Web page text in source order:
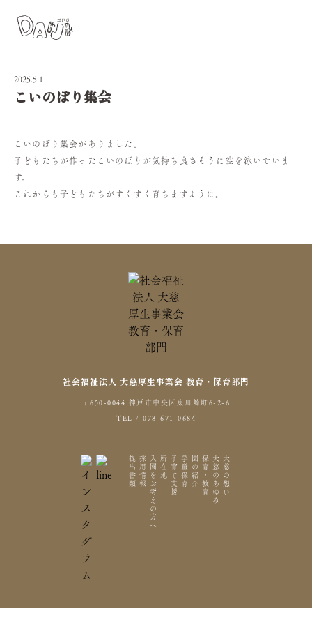
2025.5.1
こいのぼり集会
こいのぼり集会がありました。
子どもたちが作ったこいのぼりが気持ち良さそうに空を泳いでいま
す。
これからも子どもたちがすくすく育ちますように。
社会福祉法人 大慈厚生事業会 教育・保育部門
〒650-0044 神戸市中央区東川崎町6-2-6
TEL / 078-671-0684
提出書類採用情報入園をお考えの方へ所在地子育て支援学童保育園の紹介保育・教育大慈のあゆみ大慈の想い